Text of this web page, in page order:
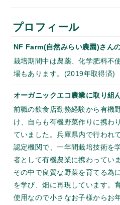
プロフィール
NF Farm(自然みらい農園)さん
栽培期間中は農薬、化学肥料不
場もあります。(2019年取得済)
オーガニックエコ農業に取り組
前職の飲食店勤務経験から有機
け、自らも有機野菜作りに携わ
ていました。兵庫県内で行われ
認定機関で、一年間栽培技術を
者として有機農業に携わっていま
その中で良質な野菜を育てる為
を学び、畑に再現しています。
使用なので小さなお子様からお